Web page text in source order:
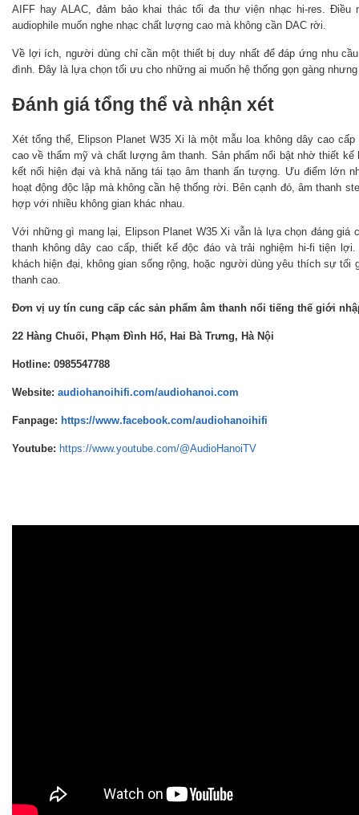
AIFF hay ALAC, đảm bảo khai thác tối đa thư viện nhạc hi-res.
audiophile muốn nghe nhạc chất lượng cao mà không cần DAC rời.
Về lợi ích, người dùng chỉ cần một thiết bị duy nhất để đáp ứng nhu
đình. Đây là lựa chọn tối ưu cho những ai muốn hệ thống gọn gàng
Đánh giá tổng thể và nhận xét
Xét tổng thể, Elipson Planet W35 Xi là một mẫu loa không dây cao
cao về thẩm mỹ và chất lượng âm thanh. Sản phẩm nổi bật nhờ thiết kế
kết nối hiện đại và khả năng tái tạo âm thanh ấn tượng. Ưu điểm lớn
hoạt động độc lập mà không cần hệ thống rời. Bên cạnh đó, âm thanh
hợp với nhiều không gian khác nhau.
Với những gì mang lại, Elipson Planet W35 Xi vẫn là lựa chọn đáng giá
thanh không dây cao cấp, thiết kế độc đáo và trải nghiệm hi-fi tiện
khách hiện đại, không gian sống rộng, hoặc người dùng yêu thích sự
thanh cao.
Đơn vị uy tín cung cấp các sản phẩm âm thanh nổi tiếng thế giới
22 Hàng Chuối, Phạm Đình Hổ, Hai Bà Trưng, Hà Nội
Hotline: 0985547788
Website: audiohanoihifi.com/audiohanoi.com
Fanpage: https://www.facebook.com/audiohanoihifi
Youtube: https://www.youtube.com/@AudioHanoiTV